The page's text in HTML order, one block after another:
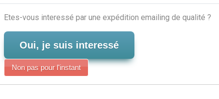
Etes-vous interessé par une expédition emailing de qualité ?
Oui, je suis interessé
Non pas pour l'instant